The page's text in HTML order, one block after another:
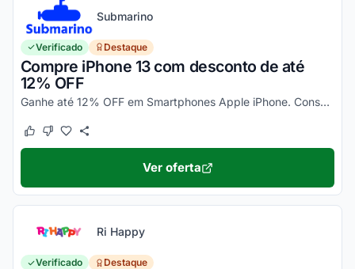
Submarino
Verificado Destaque
Compre iPhone 13 com desconto de até
12% OFF
Ganhe até 12% OFF em Smartphones Apple iPhone. Consulte ainda condições diferenciadas para pagamento no cartão Submarino. Confira!
Este cupom funcionou
Este cupom não funcionou
Ver oferta
Ri Happy
Verificado Destaque